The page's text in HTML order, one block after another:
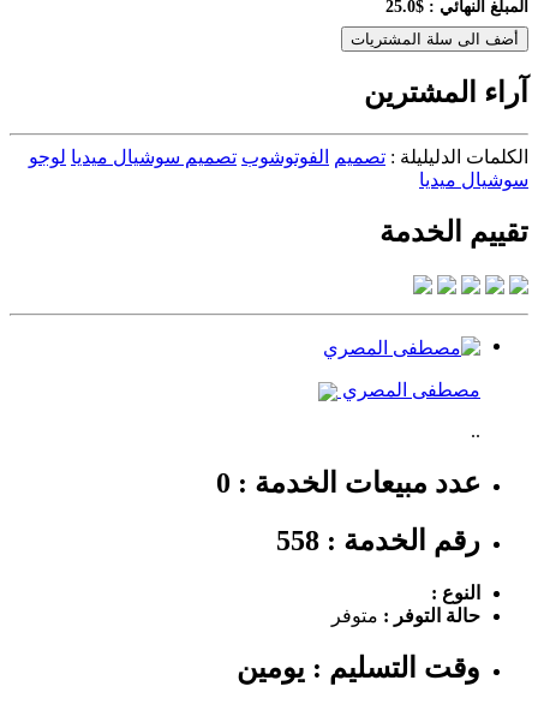
المبلغ النهائي : $25.0
أضف الى سلة المشتريات
آراء المشترين
الكلمات الدليليلة : تصميم الفوتوشوب تصميم سوشيال ميديا لوجو
سوشيال ميديا
تقييم الخدمة
مصطفى المصري
..
عدد مبيعات الخدمة : 0
رقم الخدمة : 558
النوع :
حالة التوفر : متوفر
وقت التسليم : يومين